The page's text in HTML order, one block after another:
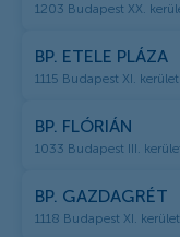
1203 Budapest XX.
BP. ETELE PLÁZA
1115 Budapest XI.
BP. FLÓRIÁN
1033 Budapest III.
BP. GAZDAGRÉT
1118 Budapest XI.